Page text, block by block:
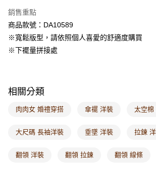
付款後7-11取貨
每筆NT$60，滿NT$1,000(含以上)免運費
宅配
每筆NT$60，滿NT$1,000(含以上)免運費
海外配送-港/澳/新/馬/泰國專屬
海外配送-其他亞洲地區
銷售重點
商品款號：DA10589
※寬鬆版型，請依照個人喜愛的舒適度購買
※下襬量拼接處
相關分類
肉肉女 婚禮穿搭 傘襬 洋裝 太空棉
大尺碼 長袖洋裝 垂墜 洋裝 拉鍊
翻領 洋裝 翻領 拉鍊 翻領 線條